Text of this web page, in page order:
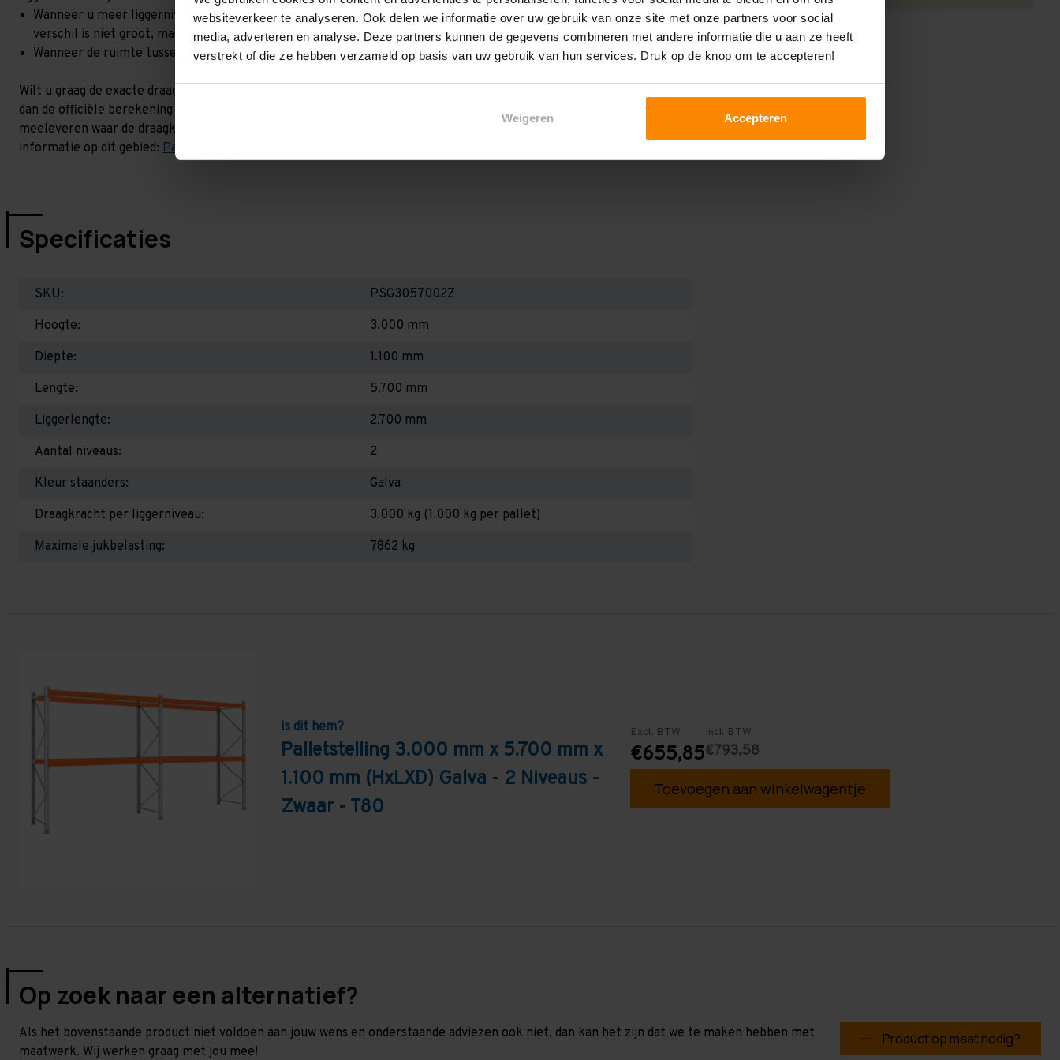
websiteverkeer te analyseren. Ook delen we informatie over uw gebruik van onze site met onze partners voor social
media, adverteren en analyse. Deze partners kunnen de gegevens combineren met andere informatie die u aan ze heeft
verstrekt of die ze hebben verzameld op basis van uw gebruik van hun services. Druk op de knop om te accepteren!
Weigeren Accepteren
Wanneer u meer liggerniveaus toevoegt, kan het zijn dat het draagvermogen per liggerniveau iets lager uit valt. Dit
verschil is niet groot, maar wel het beste om dit te laten berekenen!
Wanneer de ruimte tussen de liggerniveaus kleiner is dan 2,25 meter, valt de draagkracht juist iets hoger uit.
Wilt u graag de exacte draagkracht weten in uw situatie? Dan dient u even contact met ons op te nemen. Wij voeren
dan de officiële berekening uit. Dit doen we gratis en voor niets. Wij kunnen ook belastingbordjes of stickers
meeleveren waar de draagkracht van uw situatie op beschreven staat! Kortom, bij twijfel contact opnemen! Meer
informatie op dit gebied: Palletstellingen - Belangrijk om te weten!
Specificaties
SKU:
PSG3057002Z
Hoogte:
3.000 mm
Diepte:
1.100 mm
Lengte:
5.700 mm
Liggerlengte:
2.700 mm
Aantal niveaus:
2
Kleur staanders:
Galva
Draagkracht per liggerniveau:
3.000 kg (1.000 kg per pallet)
Maximale jukbelasting:
7862 kg
Is dit hem?
Palletstelling 3.000 mm x 5.700 mm x
1.100 mm (HxLXD) Galva - 2 Niveaus -
Zwaar - T80
Excl. BTW
€655,85
Incl. BTW
€793,58
Toevoegen aan winkelwagentje
Op zoek naar een alternatief?
Als het bovenstaande product niet voldoen aan jouw wens en onderstaande adviezen ook niet, dan kan het zijn dat we te maken hebben met
maatwerk. Wij werken graag met jou mee!
Product op maat nodig?